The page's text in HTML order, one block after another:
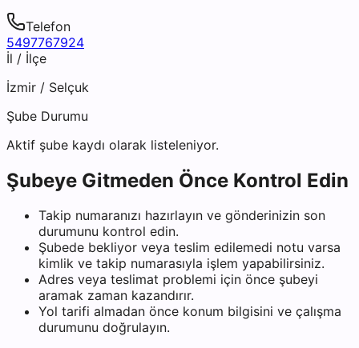
Telefon
5497767924
İl / İlçe
İzmir / Selçuk
Şube Durumu
Aktif şube kaydı olarak listeleniyor.
Şubeye Gitmeden Önce Kontrol Edin
Takip numaranızı hazırlayın ve gönderinizin son
durumunu kontrol edin.
Şubede bekliyor veya teslim edilemedi notu varsa
kimlik ve takip numarasıyla işlem yapabilirsiniz.
Adres veya teslimat problemi için önce şubeyi
aramak zaman kazandırır.
Yol tarifi almadan önce konum bilgisini ve çalışma
durumunu doğrulayın.